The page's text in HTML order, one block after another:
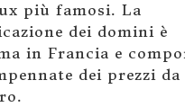
più famosi. La
dei domini è
in Francia e
dei prezzi da